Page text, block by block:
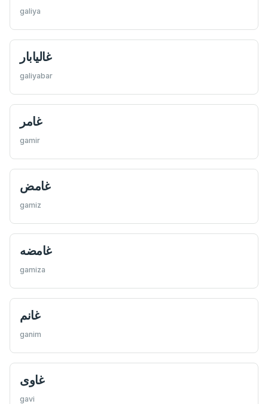
galiya
غالیابار
galiyabar
غامر
gamir
غامض
gamiz
غامضه
gamiza
غانم
ganim
غاوی
gavi